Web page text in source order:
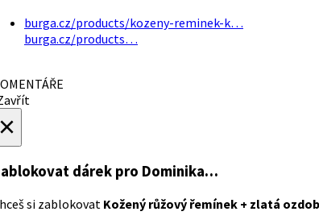
burga.cz/products/kozeny-reminek-k…
burga.cz/products…
dárek pro Dominika…
si zablokovat Kožený růžový řemínek + zlatá